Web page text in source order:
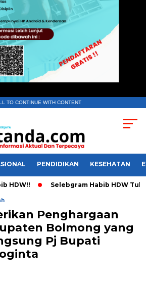
TO CONTINUE WITH CONTENT
PENDIDIKAN KESEHATAN
Selebgram Habib HDW Tulis
Penghargaan
Bolmong yang
Pj Bupati